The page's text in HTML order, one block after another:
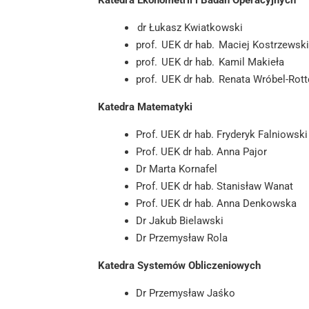
dr Łukasz Kwiatkowski
prof. UEK dr hab. Maciej Kostrzewski
prof. UEK dr hab. Kamil Makieła
prof. UEK dr hab. Renata Wróbel-
Katedra Matematyki
Prof. UEK dr hab. Fryderyk Falniowski
Prof. UEK dr hab. Anna Pajor
Dr Marta Kornafel
Prof. UEK dr hab. Stanisław Wanat
Prof. UEK dr hab. Anna Denkowska
Dr Jakub Bielawski
Dr Przemysław Rola
Katedra Systemów Obliczeniowych
Dr Przemysław Jaśko